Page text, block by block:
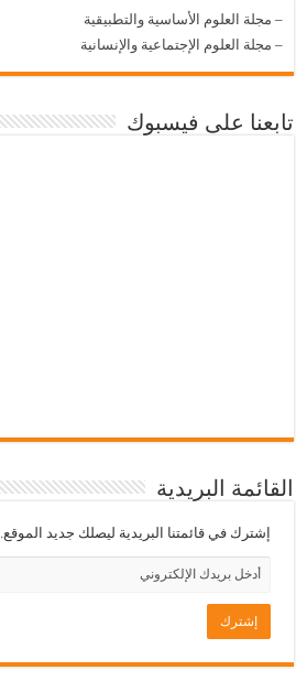
– مجلة العلوم الأساسية والتطبيقية
– مجلة العلوم الإجتماعية والإنسانية
تابعنا على فيسبوك
القائمة البريدية
إشترك في قائمتنا البريدية ليصلك جديد الموقع.